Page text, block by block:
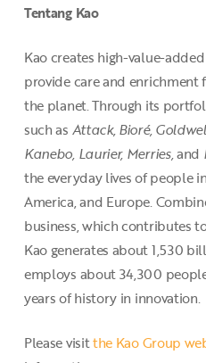
Tentang Kao
Kao creates high-value-
provide care and
the planet. Through its
such as Attack, Bioré,
Kanebo, Laurier, Merries,and
the everyday lives of people
America, and Europe.
business, which contributes
Kao generates about 1,530
employs about 34,300
years of history in innovation.
Please visitthe Kao Group